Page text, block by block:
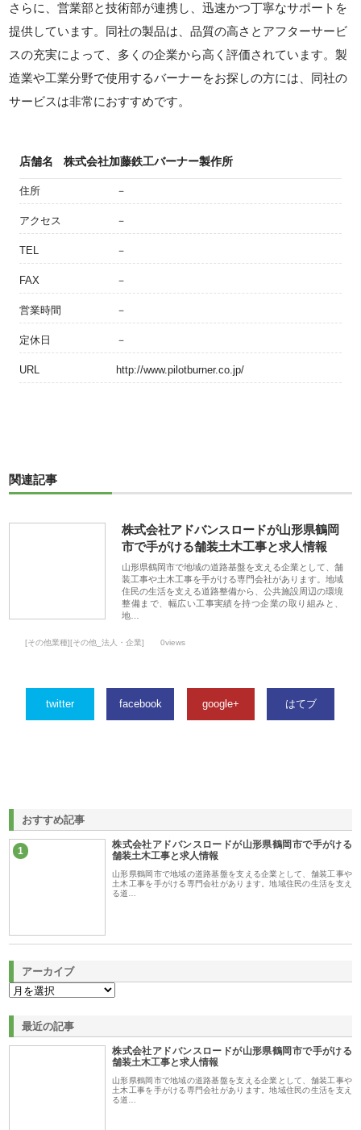
さらに、営業部と技術部が連携し、迅速かつ丁寧なサポートを
提供しています。同社の製品は、品質の高さとアフターサービ
スの充実によって、多くの企業から高く評価されています。製
造業や工業分野で使用するバーナーをお探しの方には、同社の
サービスは非常におすすめです。
店舗名 株式会社加藤鉄工バーナー製作所
住所 －
アクセス －
TEL －
FAX －
営業時間 －
定休日 －
URL http://www.pilotburner.co.jp/
関連記事
株式会社アドバンスロードが山形県鶴岡
市で手がける舗装土木工事と求人情報
山形県鶴岡市で地域の道路基盤を支える企業として、舗
装工事や土木工事を手がける専門会社があります。地域
住民の生活を支える道路整備から、公共施設周辺の環境
整備まで、幅広い工事実績を持つ企業の取り組みと、
地…
[その他業種][その他_法人・企業] 0views
twitter facebook google+ はてブ
おすすめ記事
1
株式会社アドバンスロードが山形県鶴岡市で手がける
舗装土木工事と求人情報
山形県鶴岡市で地域の道路基盤を支える企業として、舗装工事や
土木工事を手がける専門会社があります。地域住民の生活を支え
る道…
アーカイブ
最近の記事
株式会社アドバンスロードが山形県鶴岡市で手がける
舗装土木工事と求人情報
山形県鶴岡市で地域の道路基盤を支える企業として、舗装工事や
土木工事を手がける専門会社があります。地域住民の生活を支え
る道…